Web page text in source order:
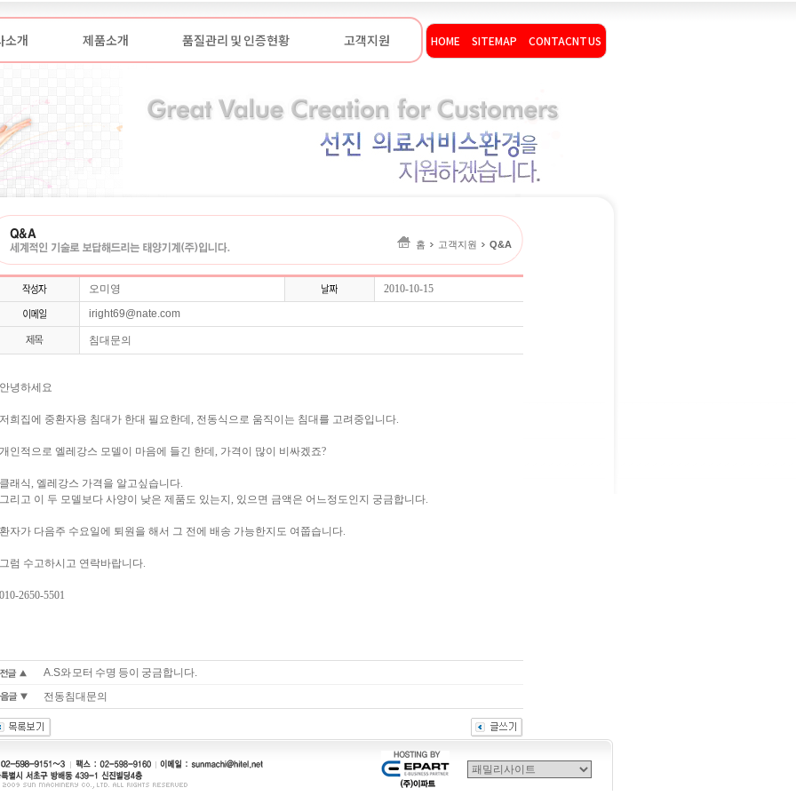
소개 제품소개 품질관리 및 인증현황 고객지원 HOME SITEMAP CONTACNT US
홈 고객지원 Q&A
오미영
2010-10-15
iright69@nate.com
침대문의
녕하세요
희집에 중환자용 침대가 한대 필요한데, 전동식으로 움직이는 침대를 고려중입니다.
인적으로 엘레강스 모델이 마음에 들긴 한데, 가격이 많이 비싸겠죠?
래식, 엘레강스 가격을 알고싶습니다.
리고 이 두 모델보다 사양이 낮은 제품도 있는지, 있으면 금액은 어느정도인지 궁금합니다.
자가 다음주 수요일에 퇴원을 해서 그 전에 배송 가능한지도 여쭙습니다.
럼 수고하시고 연락바랍니다.
2650-5501
A.S와 모터 수명 등이 궁금합니다.
전동침대문의